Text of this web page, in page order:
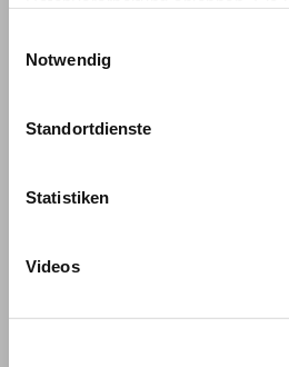
Notwendig
Standortdienste
Statistiken
Videos
Impressum und